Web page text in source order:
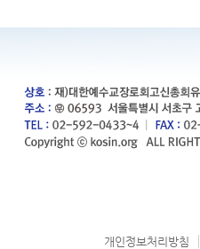
개인정보처리방침